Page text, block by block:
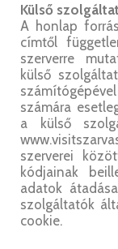
Külső
A honlap
címtől
szerverre
külső
számára
a külső
szerverei
kódjainak
adatok
szolgáltatók
cookie.